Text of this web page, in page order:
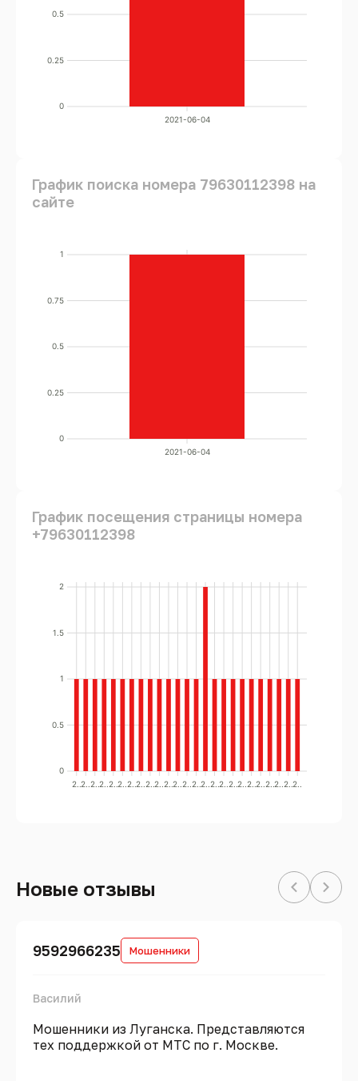
0
0.25
0.5
2021-06-04
График поиска номера 79630112398 на
сайте
0
0.25
0.5
0.75
1
2021-06-04
График посещения страницы номера
+79630112398
0
0.5
1
1.5
2
2.. 2.. 2.. 2.. 2.. 2.. 2.. 2.. 2.. 2.. 2.. 2.. 2.. 2.. 2.. 2.. 2.. 2.. 2.. 2.. 2.. 2.. 2.. 2.. 2..
Новые отзывы
9592966235 Мошенники
Василий
Мошенники из Луганска. Представляются
тех поддержкой от МТС по г. Москве.